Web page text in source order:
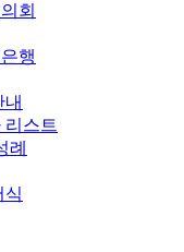
회
행
리스트
례
식